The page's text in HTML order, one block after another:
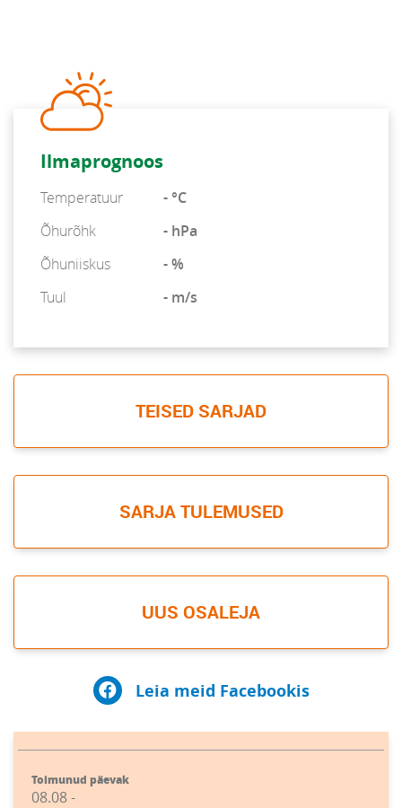
Ilmaprognoos
Temperatuur
- °C
Õhurõhk
- hPa
Õhuniiskus
- %
Tuul
- m/s
TEISED SARJAD
SARJA TULEMUSED
UUS OSALEJA
Leia meid Facebookis
Toimunud päevak
08.08 -